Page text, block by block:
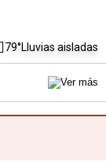
79°Lluvias aisladas